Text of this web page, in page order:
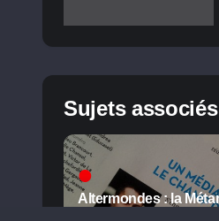
Sujets associés
Altermondes : la